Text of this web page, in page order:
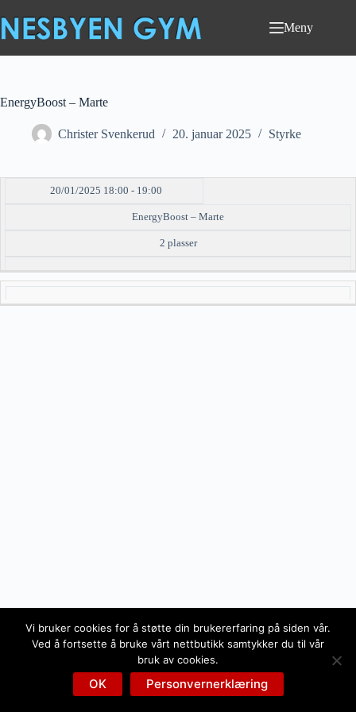
til
innholdet
Meny
EnergyBoost – Marte
Christer Svenkerud 20. januar 2025 Styrke
DATO/TID EVENT TILGJENGELIGHET
20/01/2025 18:00 - 19:00
EnergyBoost – Marte
2 plasser
Vi bruker cookies for å støtte din brukererfaring på siden vår.
Ved å fortsette å bruke vårt nettbutikk samtykker du til vår
bruk av cookies.
OK Personvernerklæring